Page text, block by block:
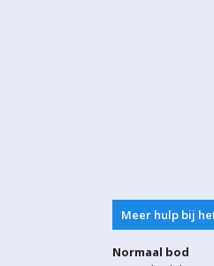
Meer hulp bij
Normaal bod